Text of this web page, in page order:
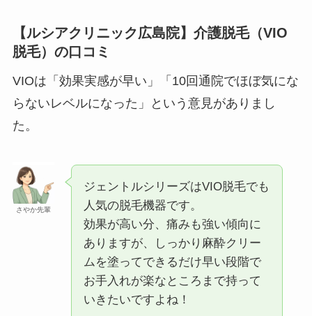
【ルシアクリニック広島院】介護脱毛（VIO
脱毛）の口コミ
VIOは「効果実感が早い」「10回通院でほぼ気にな
らないレベルになった」という意見がありまし
た。
さやか先輩
ジェントルシリーズはVIO脱毛でも
人気の脱毛機器です。
効果が高い分、痛みも強い傾向に
ありますが、しっかり麻酔クリー
ムを塗ってできるだけ早い段階で
お手入れが楽なところまで持って
いきたいですよね！